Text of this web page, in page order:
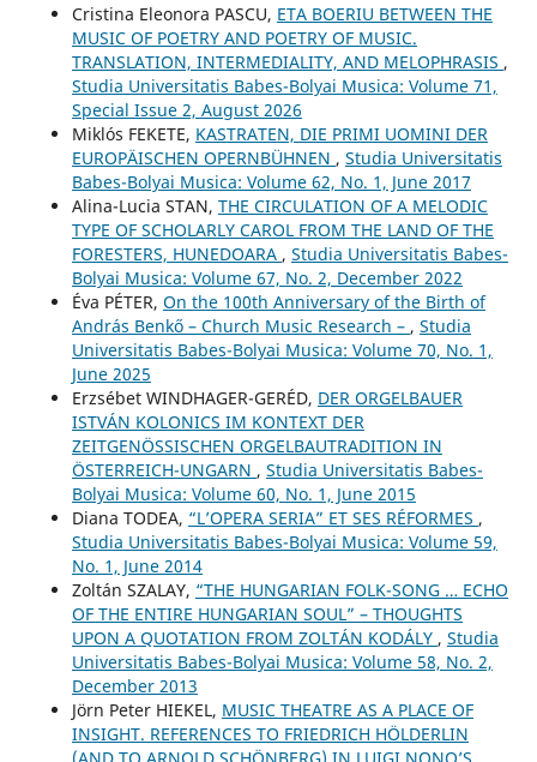
Cristina Eleonora PASCU, ETA BOERIU BETWEEN THE
MUSIC OF POETRY AND POETRY OF MUSIC.
TRANSLATION, INTERMEDIALITY, AND MELOPHRASIS ,
Studia Universitatis Babes-Bolyai Musica: Volume 71,
Special Issue 2, August 2026
Miklós FEKETE, KASTRATEN, DIE PRIMI UOMINI DER
EUROPÄISCHEN OPERNBÜHNEN , Studia Universitatis
Babes-Bolyai Musica: Volume 62, No. 1, June 2017
Alina-Lucia STAN, THE CIRCULATION OF A MELODIC
TYPE OF SCHOLARLY CAROL FROM THE LAND OF THE
FORESTERS, HUNEDOARA , Studia Universitatis Babes-
Bolyai Musica: Volume 67, No. 2, December 2022
Éva PÉTER, On the 100th Anniversary of the Birth of
András Benkő – Church Music Research – , Studia
Universitatis Babes-Bolyai Musica: Volume 70, No. 1,
June 2025
Erzsébet WINDHAGER-GERÉD, DER ORGELBAUER
ISTVÁN KOLONICS IM KONTEXT DER
ZEITGENÖSSISCHEN ORGELBAUTRADITION IN
ÖSTERREICH-UNGARN , Studia Universitatis Babes-
Bolyai Musica: Volume 60, No. 1, June 2015
Diana TODEA, “L’OPERA SERIA” ET SES RÉFORMES ,
Studia Universitatis Babes-Bolyai Musica: Volume 59,
No. 1, June 2014
Zoltán SZALAY, “THE HUNGARIAN FOLK-SONG … ECHO
OF THE ENTIRE HUNGARIAN SOUL” – THOUGHTS
UPON A QUOTATION FROM ZOLTÁN KODÁLY , Studia
Universitatis Babes-Bolyai Musica: Volume 58, No. 2,
December 2013
Jörn Peter HIEKEL, MUSIC THEATRE AS A PLACE OF
INSIGHT. REFERENCES TO FRIEDRICH HÖLDERLIN
(AND TO ARNOLD SCHÖNBERG) IN LUIGI NONO’S